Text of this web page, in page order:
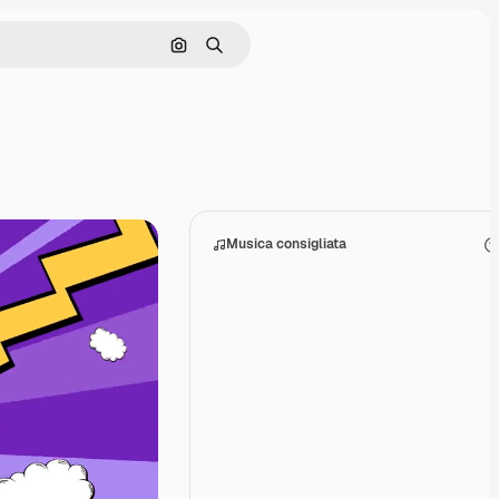
Cerca per immagine
Ricerca
Musica consigliata